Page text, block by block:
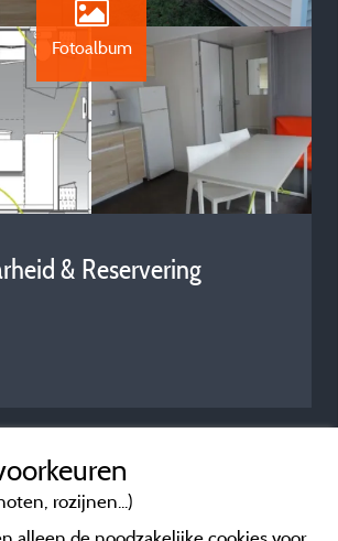
Fotoalbum
& Reservering
rozijnen...)